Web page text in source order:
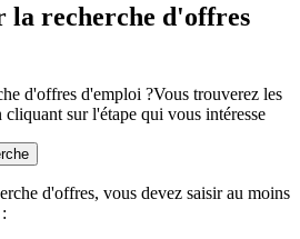
la recherche d'offres
d'offres d'emploi ?Vous trouverez les
sur l'étape qui vous intéresse
d'offres, vous devez saisir au moins